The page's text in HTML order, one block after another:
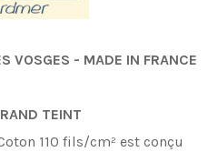
VOSGES - MADE IN FRANCE
TEINT
110 fils/cm² est conçu